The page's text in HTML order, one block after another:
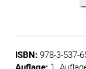
ISBN: 978-3-537-